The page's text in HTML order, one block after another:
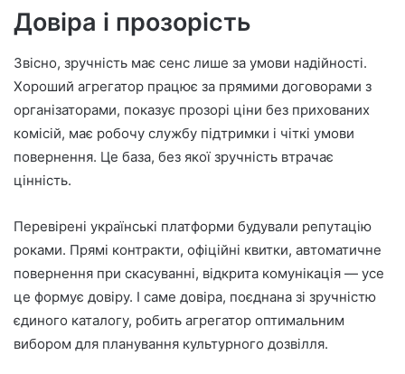
Довіра і прозорість
Звісно, зручність має сенс лише за умови надійності.
Хороший агрегатор працює за прямими договорами з
організаторами, показує прозорі ціни без прихованих
комісій, має робочу службу підтримки і чіткі умови
повернення. Це база, без якої зручність втрачає
цінність.
Перевірені українські платформи будували репутацію
роками. Прямі контракти, офіційні квитки, автоматичне
повернення при скасуванні, відкрита комунікація — усе
це формує довіру. І саме довіра, поєднана зі зручністю
єдиного каталогу, робить агрегатор оптимальним
вибором для планування культурного дозвілля.